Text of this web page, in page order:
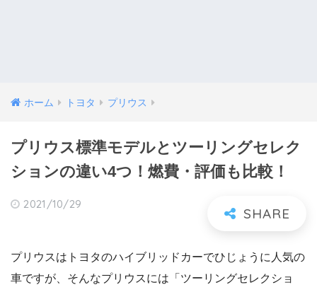
ホーム トヨタ プリウス
プリウス標準モデルとツーリングセレク
ションの違い4つ！燃費・評価も比較！
2021/10/29
プリウスはトヨタのハイブリッドカーでひじょうに人気の
車ですが、そんなプリウスには「ツーリングセレクショ